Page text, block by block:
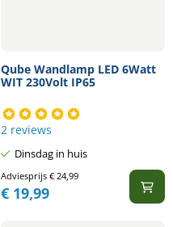
Qube Wandlamp LED 6Watt
WIT 230Volt IP65
2 reviews
Dinsdag in huis
Adviesprijs €24,99
€19,99